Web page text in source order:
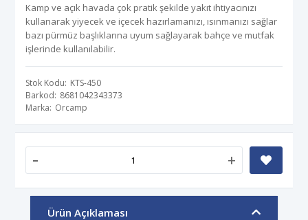
Kamp ve açık havada çok pratik şekilde yakıt ihtiyacınızı
kullanarak yiyecek ve içecek hazırlamanızı, ısınmanızı sağlar
bazı pürmüz başlıklarına uyum sağlayarak bahçe ve mutfak
işlerinde kullanılabilir.
Stok Kodu KTS-450
Barkod 8681042343373
Marka Orcamp
- +
Ürün Açıklaması